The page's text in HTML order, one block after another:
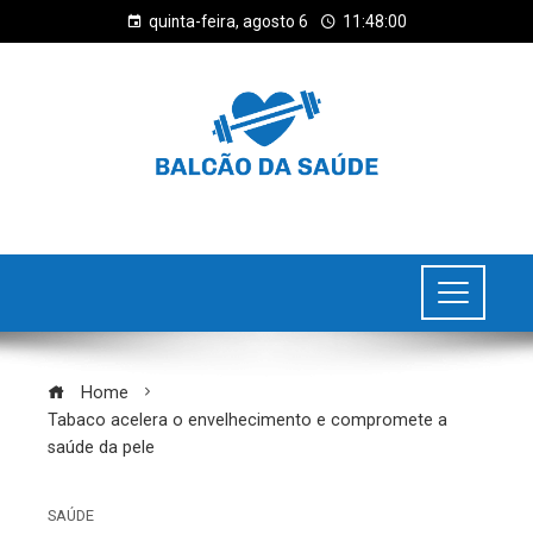
quinta-feira, agosto 6 11:48:01
Home
Tabaco acelera o envelhecimento e compromete a
saúde da pele
SAÚDE